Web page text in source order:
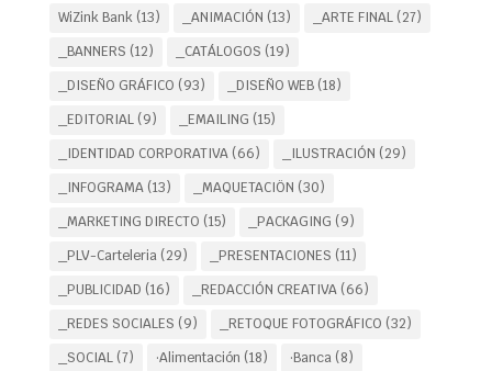
WiZink Bank(13) _ANIMACIÓN (13) _ARTE FINAL(27)
_BANNERS (12) _CATÁLOGOS (19)
_DISEÑO GRÁFICO (93) _DISEÑO WEB(18)
_EDITORIAL(9) _EMAILING (15)
_IDENTIDAD CORPORATIVA(66) _ILUSTRACIÓN (29)
_INFOGRAMA(13) _MAQUETACIÖN (30)
_MARKETING DIRECTO (15) _PACKAGING (9)
_PLV-Carteleria(29) _PRESENTACIONES (11)
_PUBLICIDAD (16) _REDACCIÓN CREATIVA(66)
_REDES SOCIALES (9) _RETOQUE FOTOGRÁFICO (32)
_SOCIAL(7) ·Alimentación (18) ·Banca(8)